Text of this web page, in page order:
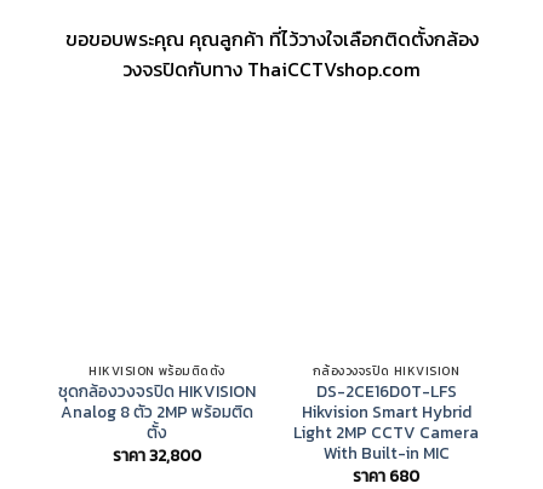
ขอขอบพระคุณ คุณลูกค้า ที่ไว้วางใจเลือกติดตั้งกล้อง
วงจรปิดกับทาง ThaiCCTVshop.com
HIKVISION พร้อมติดตั้ง
ชุดกล้องวงจรปิด HIKVISION
Analog 8 ตัว 2MP พร้อมติด
ตั้ง
ราคา32,800
กล้องวงจรปิด HIKVISION
DS-2CE16D0T-LFS
Hikvision Smart Hybrid
Light 2MP CCTV Camera
With Built-in MIC
ราคา 680